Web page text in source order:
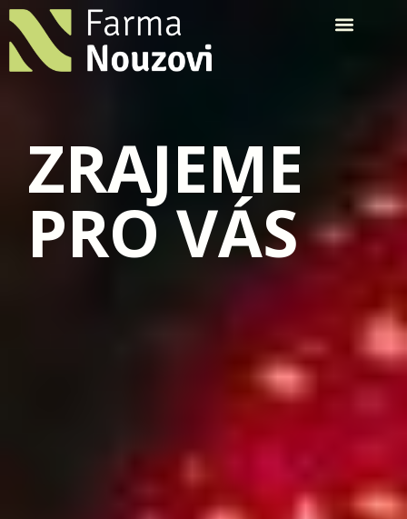
ZRAJEME
PRO VÁS